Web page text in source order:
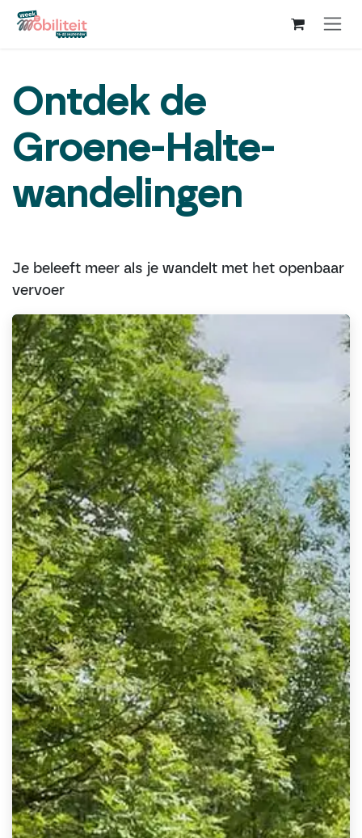
Overslaan naar inhoud
Ontdek de
Groene-Halte-
wandelingen
Je beleeft meer als je wandelt met het openbaar
vervoer